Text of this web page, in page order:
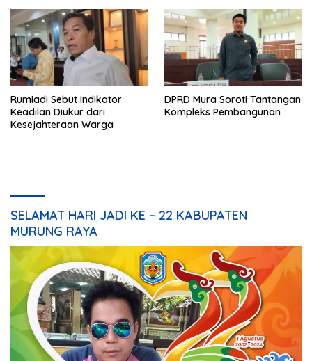
Rumiadi Sebut Indikator
Keadilan Diukur dari
Kesejahteraan Warga
DPRD Mura Soroti Tantangan
Kompleks Pembangunan
SELAMAT HARI JADI KE – 22 KABUPATEN
MURUNG RAYA